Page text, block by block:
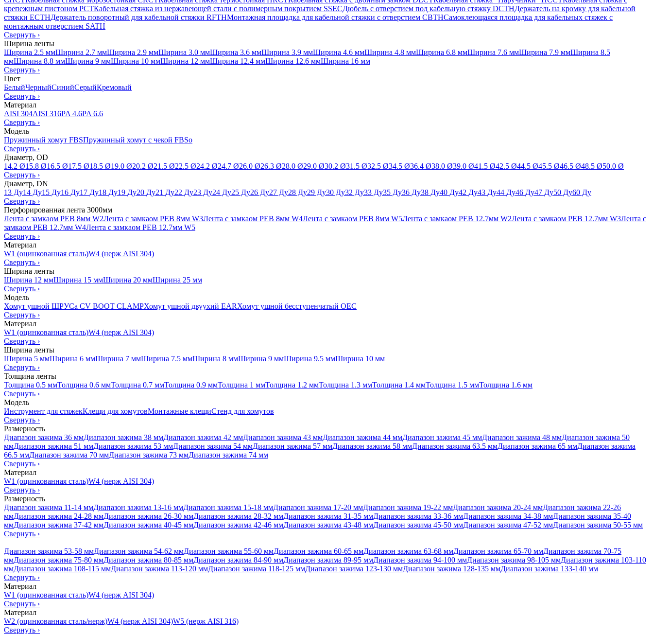
крепежным пистоном PCTКабельная стяжка из нержавеющей стали с полимерным покрытием SSECДюбель с отверстием под кабельную стяжку DCTHДержатель на кромку для кабельной
стяжки ECTHДержатель поворотный для кабельной стяжки RFTHМонтажная площадка для кабельной стяжки с отверстием CBTHСамоклеющаяся площадка для кабельных стяжек с
монтажным отверстием SATH
Свернуть ›
Ширина ленты
Ширина 2.5 ммШирина 2.7 ммШирина 2.9 ммШирина 3.0 ммШирина 3.6 ммШирина 3.9 ммШирина 4.6 ммШирина 4.8 ммШирина 6.8 ммШирина 7.6 ммШирина 7.9 ммШирина 8.5
ммШирина 8.8 ммШирина 9 ммШирина 10 ммШирина 12 ммШирина 12.4 ммШирина 12.6 ммШирина 16 мм
Свернуть ›
Цвет
БелыйЧерныйСинийСерыйКремовый
Свернуть ›
Материал
AISI 304AISI 316PA 4.6PA 6.6
Свернуть ›
Модель
Пружинный хомут FBSПружинный хомут с чекой FBSo
Свернуть ›
Диаметр, OD
14.2 Ø15.8 Ø16.5 Ø17.5 Ø18.5 Ø19.0 Ø20.2 Ø21.5 Ø22.5 Ø24.2 Ø24.7 Ø26.0 Ø26.3 Ø28.0 Ø29.0 Ø30.2 Ø31.5 Ø32.5 Ø34.5 Ø36.4 Ø38.0 Ø39.0 Ø41.5 Ø42.5 Ø44.5 Ø45.5 Ø46.5 Ø48.5 Ø50.0 Ø
Свернуть ›
Диаметр, DN
13 Ду14 Ду15 Ду16 Ду17 Ду18 Ду19 Ду20 Ду21 Ду22 Ду23 Ду24 Ду25 Ду26 Ду27 Ду28 Ду29 Ду30 Ду32 Ду33 Ду35 Ду36 Ду38 Ду40 Ду42 Ду43 Ду44 Ду46 Ду47 Ду50 Ду60 Ду
Свернуть ›
Перфорированная лента 3000мм
Лента с замкаом PEB 8мм W2Лента с замкаом PEB 8мм W3Лента с замкаом PEB 8мм W4Лента с замкаом PEB 8мм W5Лента с замкаом PEB 12.7мм W2Лента с замкаом PEB 12.7мм W3Лента с
замкаом PEB 12.7мм W4Лента с замкаом PEB 12.7мм W5
Свернуть ›
Материал
W1 (оцинкованная сталь)W4 (нерж AISI 304)
Свернуть ›
Ширина ленты
Ширина 12 ммШирина 15 ммШирина 20 ммШирина 25 мм
Свернуть ›
Модель
Хомут ушной ШРУСа CV BOOT CLAMPХомут ушной двуухий EARХомут ушной бесступенчатый OEC
Свернуть ›
Материал
W1 (оцинкованная сталь)W4 (нерж AISI 304)
Свернуть ›
Ширина ленты
Ширина 5 ммШирина 6 ммШирина 7 ммШирина 7.5 ммШирина 8 ммШирина 9 ммШирина 9.5 ммШирина 10 мм
Свернуть ›
Толщина ленты
Толщина 0.5 ммТолщина 0.6 ммТолщина 0.7 ммТолщина 0.9 ммТолщина 1 ммТолщина 1.2 ммТолщина 1.3 ммТолщина 1.4 ммТолщина 1.5 ммТолщина 1.6 мм
Свернуть ›
Модель
Инструмент для стяжекКлещи для хомутовМонтажные клещиСтенд для хомутов
Свернуть ›
Размерность
Диапазон зажима 36 ммДиапазон зажима 38 ммДиапазон зажима 42 ммДиапазон зажима 43 ммДиапазон зажима 44 ммДиапазон зажима 45 ммДиапазон зажима 48 ммДиапазон зажима 50
ммДиапазон зажима 51 ммДиапазон зажима 53 ммДиапазон зажима 54 ммДиапазон зажима 57 ммДиапазон зажима 58 ммДиапазон зажима 63.5 ммДиапазон зажима 65 ммДиапазон зажима
66.5 ммДиапазон зажима 70 ммДиапазон зажима 73 ммДиапазон зажима 74 мм
Свернуть ›
Материал
W1 (оцинкованная сталь)W4 (нерж AISI 304)
Свернуть ›
Размерность
Диапазон зажима 11-14 ммДиапазон зажима 13-16 ммДиапазон зажима 15-18 ммДиапазон зажима 17-20 ммДиапазон зажима 19-22 ммДиапазон зажима 20-24 ммДиапазон зажима 22-26
ммДиапазон зажима 24-28 ммДиапазон зажима 26-30 ммДиапазон зажима 28-32 ммДиапазон зажима 31-35 ммДиапазон зажима 33-36 ммДиапазон зажима 34-38 ммДиапазон зажима 35-40
ммДиапазон зажима 37-42 ммДиапазон зажима 40-45 ммДиапазон зажима 42-46 ммДиапазон зажима 43-48 ммДиапазон зажима 45-50 ммДиапазон зажима 47-52 ммДиапазон зажима 50-55 мм
Свернуть ›
Диапазон зажима 53-58 ммДиапазон зажима 54-62 ммДиапазон зажима 55-60 ммДиапазон зажима 60-65 ммДиапазон зажима 63-68 ммДиапазон зажима 65-70 ммДиапазон зажима 70-75
ммДиапазон зажима 75-80 ммДиапазон зажима 80-85 ммДиапазон зажима 84-90 ммДиапазон зажима 89-95 ммДиапазон зажима 94-100 ммДиапазон зажима 98-105 ммДиапазон зажима 103-110
ммДиапазон зажима 108-115 ммДиапазон зажима 113-120 ммДиапазон зажима 118-125 ммДиапазон зажима 123-130 ммДиапазон зажима 128-135 ммДиапазон зажима 133-140 мм
Свернуть ›
Материал
W1 (оцинкованная сталь)W4 (нерж AISI 304)
Свернуть ›
Материал
W2 (оцинкованная сталь/нерж)W4 (нерж AISI 304)W5 (нерж AISI 316)
Свернуть ›